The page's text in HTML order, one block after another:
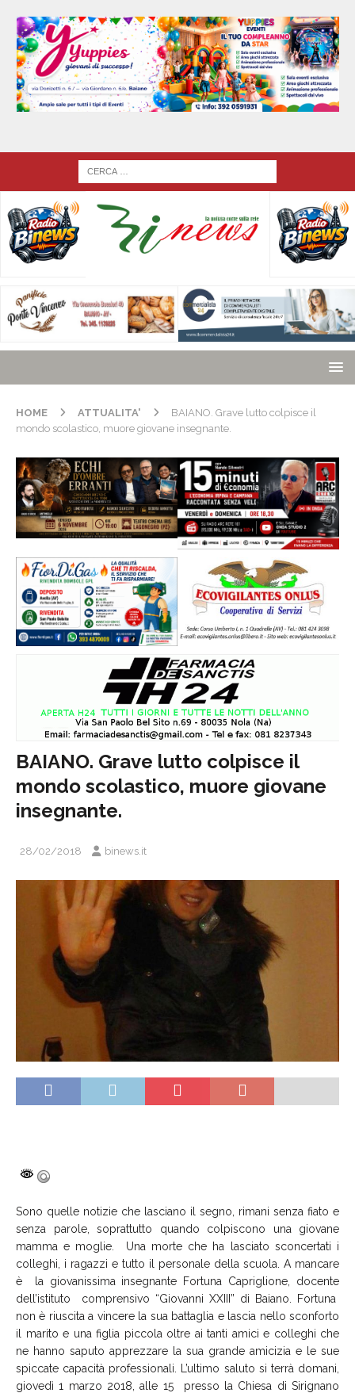
HOME ATTUALITA'
BAIANO. Grave lutto colpisce il
mondo scolastico, muore giovane insegnante.
BAIANO. Grave lutto colpisce il
mondo scolastico, muore giovane
insegnante.
28/02/2018 binews.it
Sono quelle notizie che lasciano il segno, rimani senza fiato e
senza parole, soprattutto quando colpiscono una giovane
mamma e moglie. Una morte che ha lasciato sconcertati i
colleghi, i ragazzi e tutto il personale della scuola. A mancare
è la giovanissima insegnante Fortuna Capriglione, docente
dell’istituto comprensivo “Giovanni XXIII” di Baiano. Fortuna
non è riuscita a vincere la sua battaglia e lascia nello sconforto
il marito e una figlia piccola oltre ai tanti amici e colleghi che
ne hanno saputo apprezzare la sua grande amicizia e le sue
spiccate capacità professionali. L’ultimo saluto si terrà domani,
giovedì 1 marzo 2018, alle 15 presso la Chiesa di Sirignano